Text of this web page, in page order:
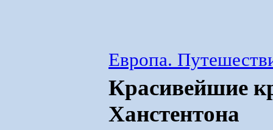
Европа.
Красивейшие
Ханстентона